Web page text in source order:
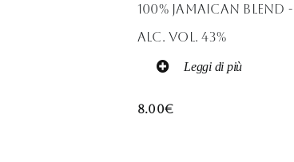
8.00€
100% Jamaican blend
Alc. Vol. 43%
Leggi di più